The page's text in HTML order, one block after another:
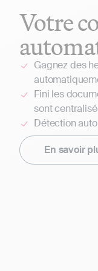
Votre
Gagnez des
Fini les
sont
Détection
En savoir